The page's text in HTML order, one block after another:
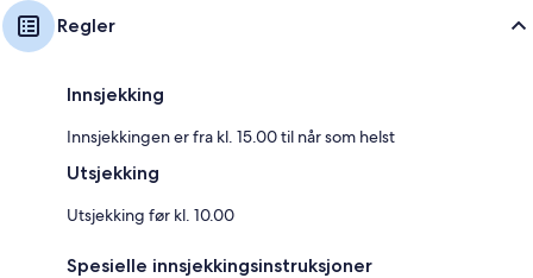
Regler
Innsjekking
Innsjekkingen er fra kl. 15.00 til når som helst
Utsjekking
Utsjekking før kl. 10.00
Spesielle innsjekkingsinstruksjoner